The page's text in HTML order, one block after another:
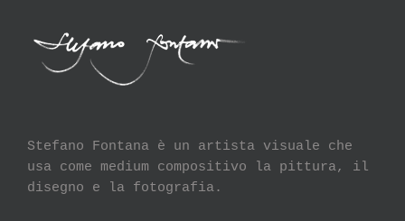
Stefano Fontana è un artista visuale che
usa come medium compositivo la pittura, il
disegno e la fotografia.